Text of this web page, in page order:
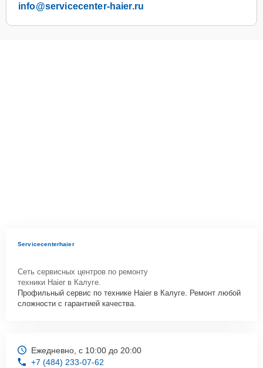
info@servicecenter-haier.ru
Servicecenterhaier
Сеть сервисных центров по ремонту
техники Haier в Калуге.
Профильный сервис по технике Haier в Калуге. Ремонт любой
сложности с гарантией качества.
Ежедневно, с 10:00 до 20:00
+7 (484) 233-07-62